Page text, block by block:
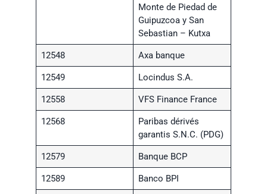
Monte de Piedad de
Guipuzcoa y San
Sebastian – Kutxa
12548 Axa banque
12549 Locindus S.A.
12558 VFS Finance France
12568
Paribas dérivés
garantis S.N.C. (PDG)
12579 Banque BCP
12589 Banco BPI